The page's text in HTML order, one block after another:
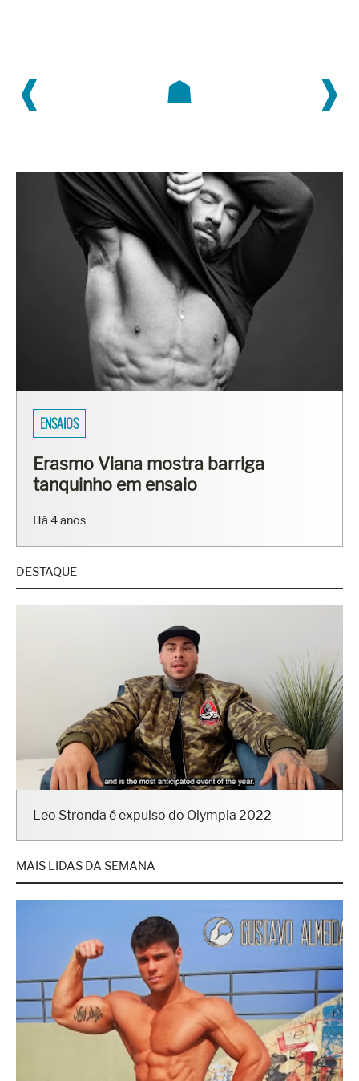
❰ ❱
☗
ENSAIOS
Erasmo Viana mostra barriga
tanquinho em ensaio
Há 4 anos
DESTAQUE
Leo Stronda é expulso do Olympia 2022
MAIS LIDAS DA SEMANA